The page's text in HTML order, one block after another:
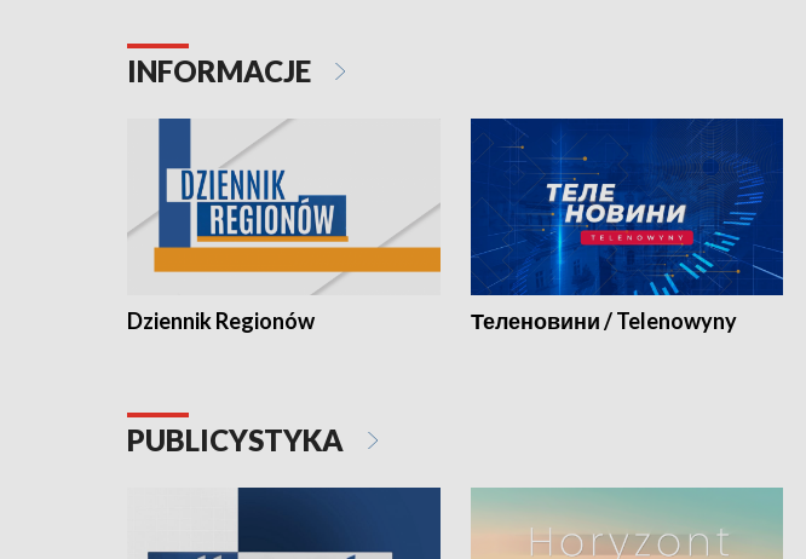
INFORMACJE
Dziennik Regionów Теленовини / Telenowyny
PUBLICYSTYKA